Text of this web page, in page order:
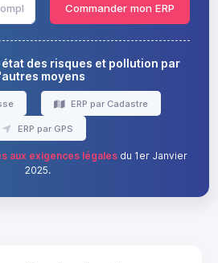
Commander mon ERP
des risques et pollution par
moyens
ERP par Cadastre
ERP par GPS
aux exigences légalesdu 1er Janvier
2025.